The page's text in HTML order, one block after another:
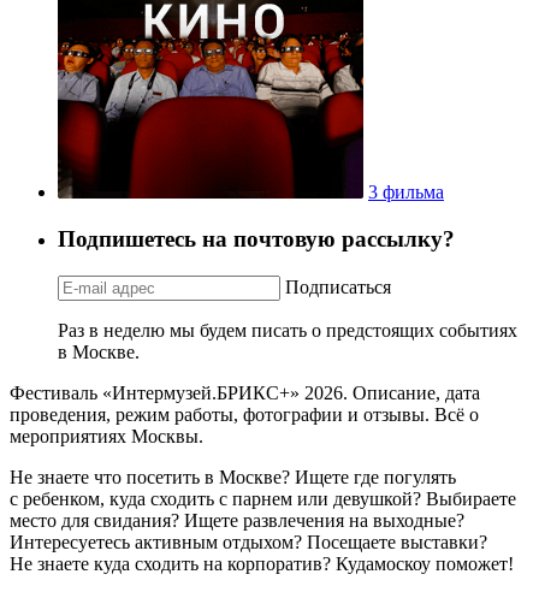
3 фильма
Подпишетесь на почтовую рассылку?
Подписаться
Раз в неделю мы будем писать о предстоящих событиях
в Москве.
Фестиваль «Интермузей.БРИКС+» 2026. Описание, дата
проведения, режим работы, фотографии и отзывы. Всё о
мероприятиях Москвы.
Не знаете что посетить в Москве? Ищете где погулять
с ребенком, куда сходить с парнем или девушкой? Выбираете
место для свидания? Ищете развлечения на выходные?
Интересуетесь активным отдыхом? Посещаете выставки?
Не знаете куда сходить на корпоратив? Кудамоскоу поможет!